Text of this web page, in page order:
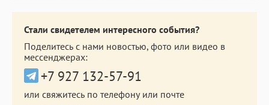
Стали свидетелем интересного события?
Поделитесь с нами новостью, фото или видео в
мессенджерах:
+7 927 132-57-91
или свяжитесь по телефону или почте